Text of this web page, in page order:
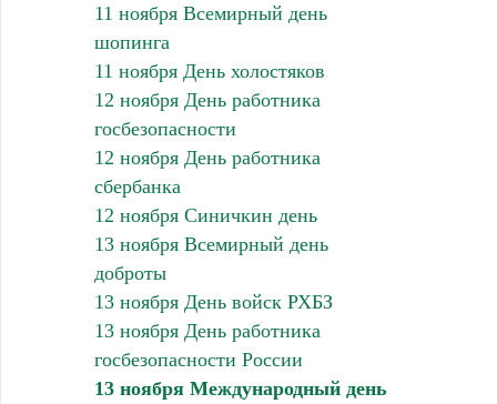
11 ноября Всемирный день
шопинга
11 ноября День холостяков
12 ноября День работника
госбезопасности
12 ноября День работника
сбербанка
12 ноября Синичкин день
13 ноября Всемирный день
доброты
13 ноября День войск РХБЗ
13 ноября День работника
госбезопасности России
13 ноября Международный день